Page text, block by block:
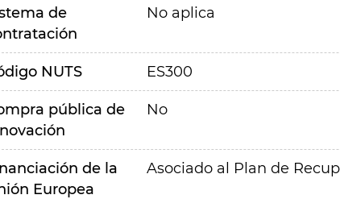
de
No aplica
NUTS ES300
pública de
No
de la
Europea
Asociado al Plan de